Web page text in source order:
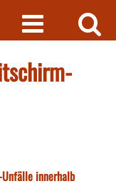
innerhalb